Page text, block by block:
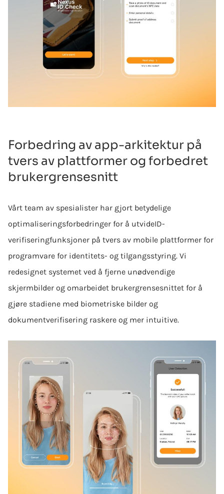
Forbedring av app-arkitektur på
tvers av plattformer og forbedret
brukergrensesnitt
Vårt team av spesialister har gjort betydelige
optimaliseringsforbedringer for å utvideID-
verifiseringfunksjoner på tvers av mobile plattformer for
programvare for identitets- og tilgangsstyring. Vi
redesignet systemet ved å fjerne unødvendige
skjermbilder og omarbeidet brukergrensesnittet for å
gjøre stadiene med biometriske bilder og
dokumentverifisering raskere og mer intuitive.